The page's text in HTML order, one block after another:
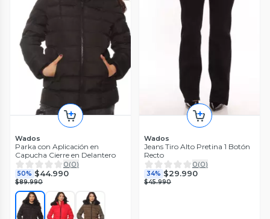
Wados
Parka con Aplicación en
Capucha Cierre en Delantero
0(0)
50% $44.990
$89.990
Wados
Jeans Tiro Alto Pretina 1 Botón
Recto
0(0)
34% $29.990
$45.990